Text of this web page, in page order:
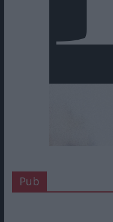
Pub